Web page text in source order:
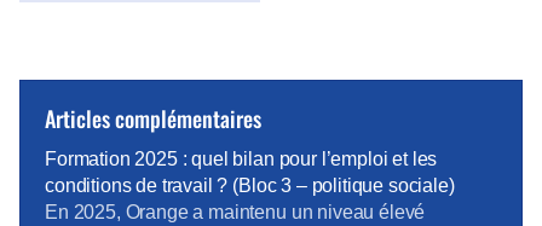
Articles complémentaires
Formation 2025 : quel bilan pour l’emploi et les
conditions de travail ? (Bloc 3 – politique sociale)
En 2025, Orange a maintenu un niveau élevé